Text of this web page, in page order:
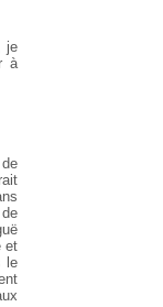
je
à
et
le